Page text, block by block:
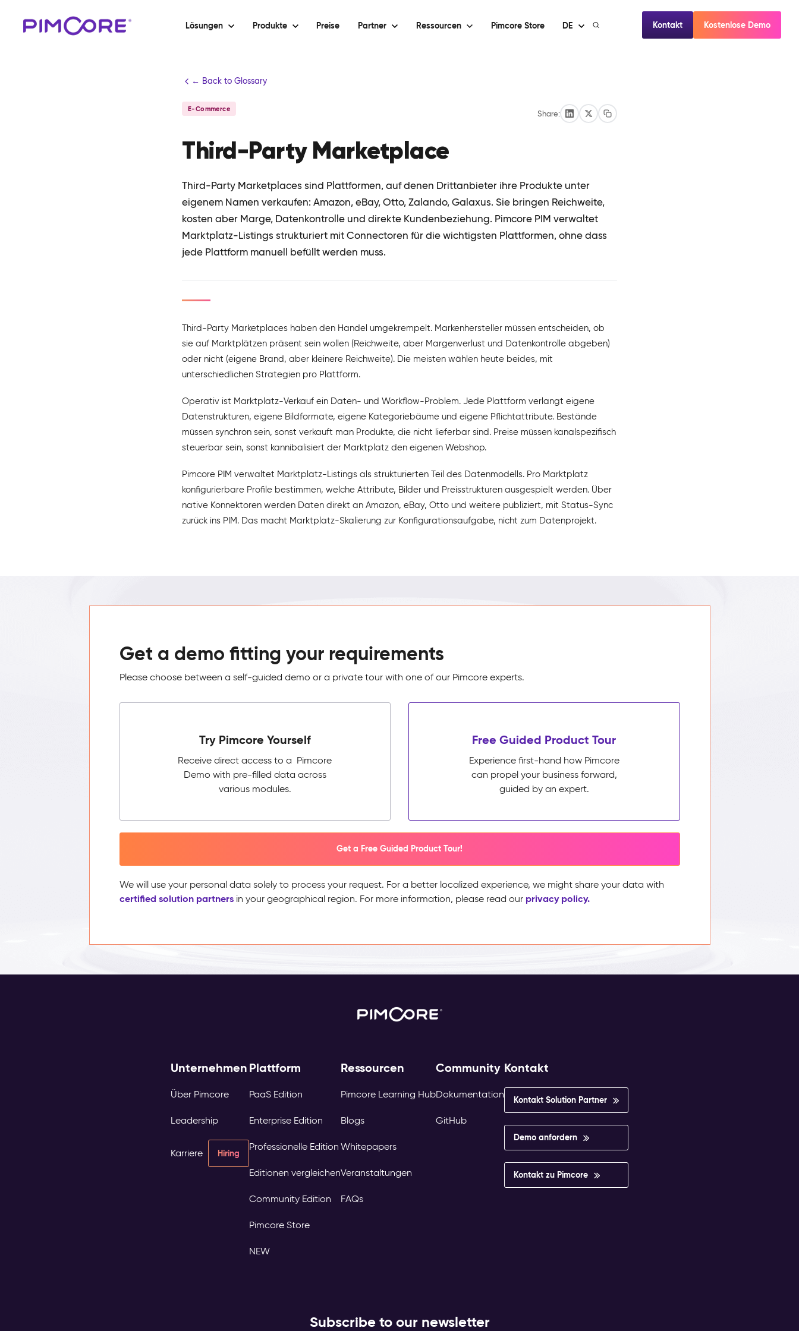
Lösungen Produkte Preise Partner Ressourcen Pimcore Store DE Kontakt Kostenlose Demo
← Back to Glossary
E-Commerce Share:
Third-Party Marketplace
Third-Party Marketplaces sind Plattformen, auf denen Drittanbieter ihre Produkte unter
eigenem Namen verkaufen: Amazon, eBay, Otto, Zalando, Galaxus. Sie bringen Reichweite,
kosten aber Marge, Datenkontrolle und direkte Kundenbeziehung. Pimcore PIM verwaltet
Marktplatz-Listings strukturiert mit Connectoren für die wichtigsten Plattformen, ohne dass
jede Plattform manuell befüllt werden muss.
Third-Party Marketplaces haben den Handel umgekrempelt. Markenhersteller müssen entscheiden, ob
sie auf Marktplätzen präsent sein wollen (Reichweite, aber Margenverlust und Datenkontrolle abgeben)
oder nicht (eigene Brand, aber kleinere Reichweite). Die meisten wählen heute beides, mit
unterschiedlichen Strategien pro Plattform.
Operativ ist Marktplatz-Verkauf ein Daten- und Workflow-Problem. Jede Plattform verlangt eigene
Datenstrukturen, eigene Bildformate, eigene Kategoriebäume und eigene Pflichtattribute. Bestände
müssen synchron sein, sonst verkauft man Produkte, die nicht lieferbar sind. Preise müssen kanalspezifisch
steuerbar sein, sonst kannibalisiert der Marktplatz den eigenen Webshop.
Pimcore PIM verwaltet Marktplatz-Listings als strukturierten Teil des Datenmodells. Pro Marktplatz
konfigurierbare Profile bestimmen, welche Attribute, Bilder und Preisstrukturen ausgespielt werden. Über
native Konnektoren werden Daten direkt an Amazon, eBay, Otto und weitere publiziert, mit Status-Sync
zurück ins PIM. Das macht Marktplatz-Skalierung zur Konfigurationsaufgabe, nicht zum Datenprojekt.
Get a demo fitting your requirements
Please choose between a self-guided demo or a private tour with one of our Pimcore experts.
Try Pimcore Yourself
Receive direct access to a Pimcore
Demo with pre-filled data across
various modules.
Free Guided Product Tour
Experience first-hand how Pimcore
can propel your business forward,
guided by an expert.
Get a Free Guided Product Tour!
We will use your personal data solely to process your request. For a better localized experience, we might share your data with
certified solution partnersin your geographical region. For more information, please read our privacy policy.
Unternehmen
Über Pimcore
Leadership
Karriere Hiring
Plattform
PaaS Edition
Enterprise Edition
Professionelle Edition
Editionen vergleichen
Community Edition
Pimcore Store
NEW
Ressourcen
Pimcore Learning Hub
Blogs
Whitepapers
Veranstaltungen
FAQs
Community
Dokumentation
GitHub
Kontakt
Kontakt Solution Partner
Demo anfordern
Kontakt zu Pimcore
Subscribe to our newsletter